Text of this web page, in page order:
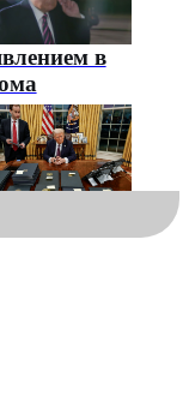
в